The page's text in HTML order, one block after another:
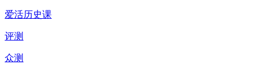
爱活历史课
评测
众测